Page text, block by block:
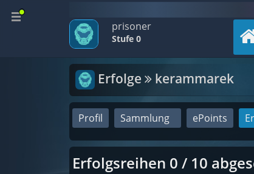
prisoner
Stufe 0
Erfolge kerammarek
Profil Sammlung ePoints
Erfolgsreihen 0 / 10